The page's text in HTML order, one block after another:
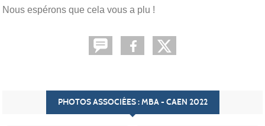
Nous espérons que cela vous a plu !
PHOTOS ASSOCIÉES : MBA - CAEN 2022